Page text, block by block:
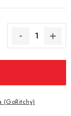
(GoRitchy)